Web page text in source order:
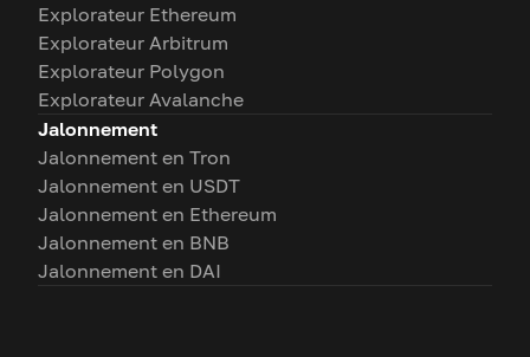
Explorateur Ethereum
Explorateur Arbitrum
Explorateur Polygon
Explorateur Avalanche
Jalonnement
Jalonnement en Tron
Jalonnement en USDT
Jalonnement en Ethereum
Jalonnement en BNB
Jalonnement en DAI